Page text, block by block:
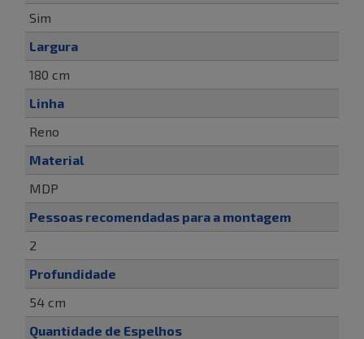
Sim
Largura
180 cm
Linha
Reno
Material
MDP
Pessoas recomendadas para a montagem
2
Profundidade
54 cm
Quantidade de Espelhos